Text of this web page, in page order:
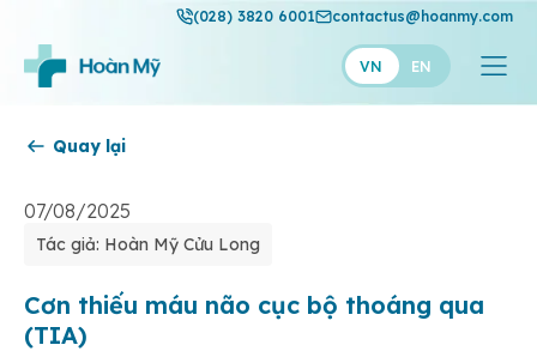
(028) 3820 6001 contactus@hoanmy.com
VN EN
Hạnh Phúc
Thuận Mỹ
Quay lại
07/08/2025
Tác giả: Hoàn Mỹ Cửu Long
Cơn thiếu máu não cục bộ thoáng qua
(TIA)